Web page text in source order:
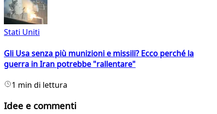
Stati Uniti
Gli Usa senza più munizioni e missili? Ecco perché la
guerra in Iran potrebbe "rallentare"
1 min di lettura
Idee e commenti